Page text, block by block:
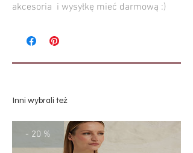
akcesoria i wysyłkę mieć darmową :)
Inni wybrali też
- 20 %